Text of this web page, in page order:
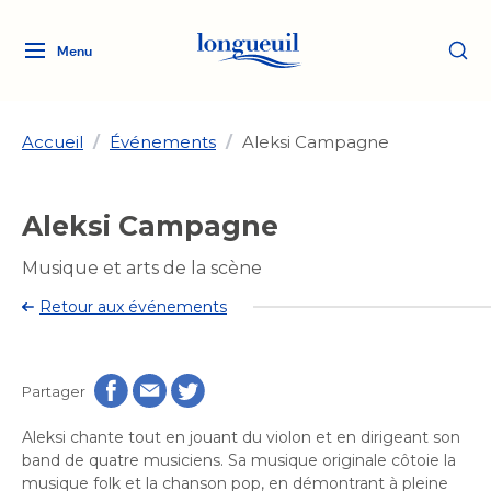
Menu
Logo
Ville
lien
l'accueil
Ma ville, ma propriété
Aménagement et urbanisme
Aménagement et urbanisme
Taxes
Loisirs et culture
Arts et culture
Bibliothèques
Développement social
Développement social
Déneigement
Eau
Eau
Transition socioécologique
et mobilité
Activités artistiques et
culturelles
Accueil / Événements / Aleksi Campagne
Aleksi Campagne
Musique et arts de la scène
Retour aux événements
Partager
Aleksi chante tout en jouant du violon et en dirigeant son
band de quatre musiciens. Sa musique originale côtoie la
musique folk et la chanson pop, en démontrant à pleine